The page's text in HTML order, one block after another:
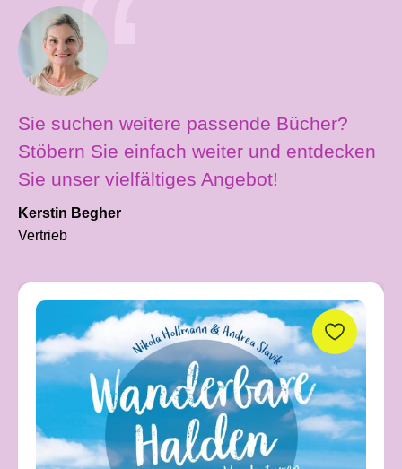
Sie suchen weitere passende Bücher?
Stöbern Sie einfach weiter und entdecken
Sie unser vielfältiges Angebot!
Kerstin Begher
Vertrieb
Produktgalerie überspringen